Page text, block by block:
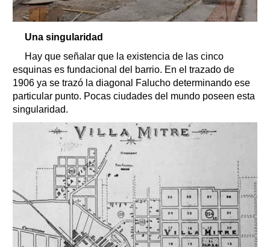
Una singularidad
Hay que señalar que la existencia de las cinco
esquinas es fundacional del barrio. En el trazado de
1906 ya se trazó la diagonal Falucho determinando ese
particular punto. Pocas ciudades del mundo poseen esta
singularidad.